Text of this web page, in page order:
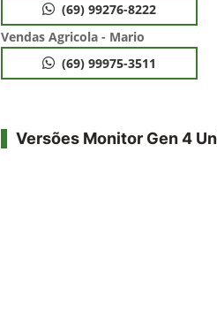
(69) 99276-8222
Vendas Agricola - Mario
(69) 99975-3511
Versões Monitor Gen 4